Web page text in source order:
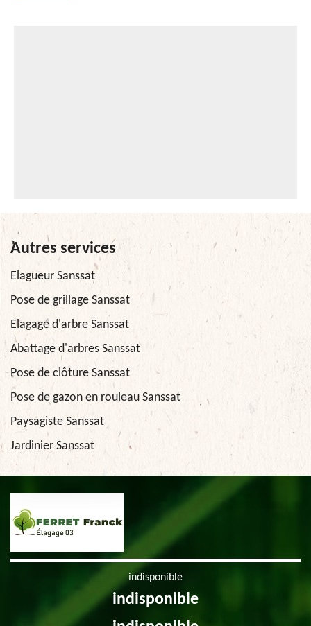
Autres services
Elagueur Sanssat
Pose de grillage Sanssat
Elagage d'arbre Sanssat
Abattage d'arbres Sanssat
Pose de clôture Sanssat
Pose de gazon en rouleau Sanssat
Paysagiste Sanssat
Jardinier Sanssat
indisponible
indisponible